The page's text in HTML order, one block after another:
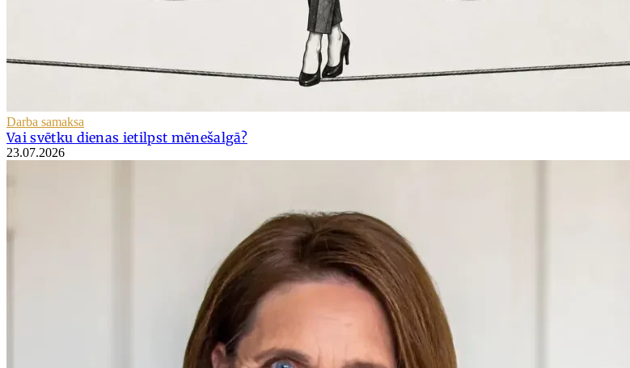
Darba samaksa
Vai svētku dienas ietilpst mēnešalgā?
23.07.2026